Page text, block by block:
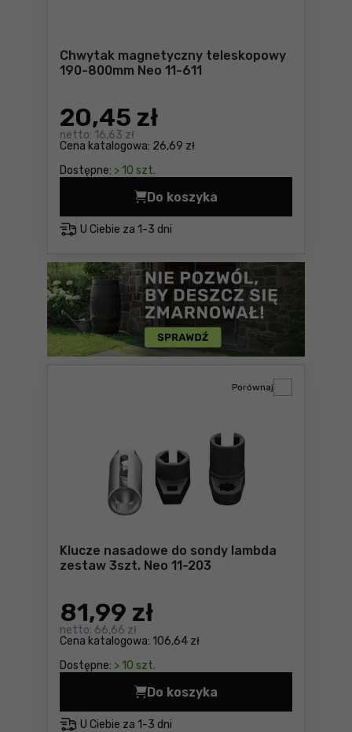
Chwytak magnetyczny teleskopowy
190-800mm Neo 11-611
Cena katalogowa: 26,69 zł
20,45 zł
netto: 16,63 zł
Dostępne: > 10 szt.
U Ciebie za 1-3 dni
Do koszyka
Chwytak magnetyczny
Klucze nasadowe do sondy lambda
zestaw 3szt. Neo 11-203
Cena katalogowa: 106,64 zł
81,99 zł
netto: 66,66 zł
Dostępne: > 10 szt.
Porównaj
U Ciebie za 1-3 dni
Do koszyka
Klucze nasadowe do sondy